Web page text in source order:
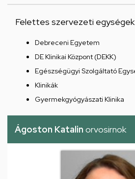
Felettes szervezeti egységek
Debreceni Egyetem
DE Klinikai Központ (DEKK)
Egészségügyi Szolgáltató
Klinikák
Gyermekgyógyászati Klinika
Ágoston Katalin orvosirnok